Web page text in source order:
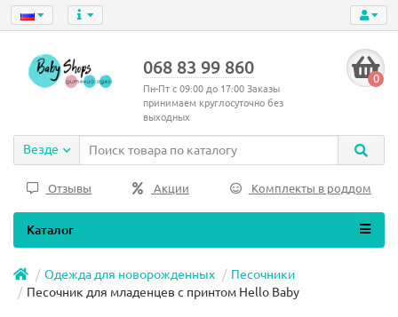
068 83 99 860
Пн-Пт с 09:00 до 17:00 Заказы
принимаем круглосуточно без
выходных
0
Везде
Отзывы Акции Комплекты в роддом
Каталог
Одежда для новорожденных
Песочники
Песочник для младенцев с принтом Hello Baby